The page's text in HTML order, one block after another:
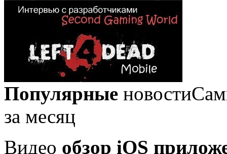
Популярные новости
за месяц
Видео обзор iOS